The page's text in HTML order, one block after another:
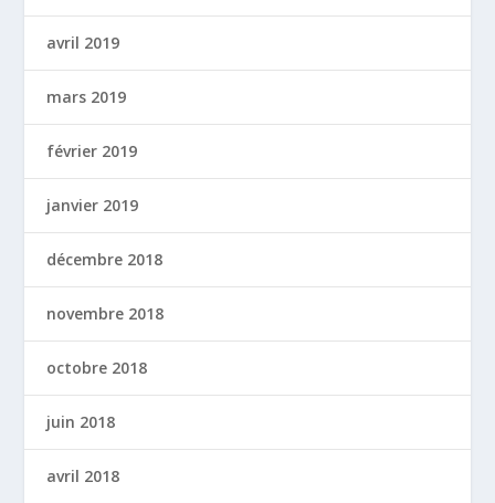
avril 2019
mars 2019
février 2019
janvier 2019
décembre 2018
novembre 2018
octobre 2018
juin 2018
avril 2018